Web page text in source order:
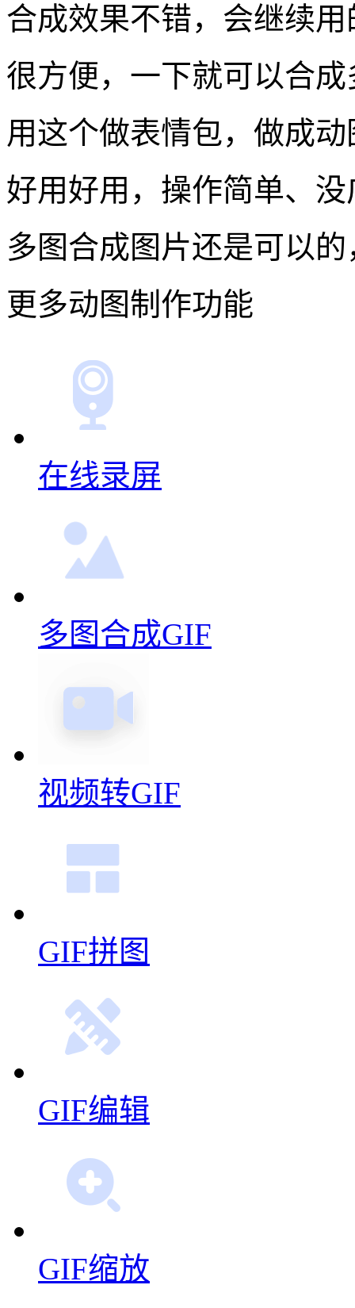
合成效果不错，会继续用
很方便，一下就可以合成
用这个做表情包，做成
好用好用，操作简单、
多图合成图片还是可以
更多动图制作功能
在线录屏
多图合成GIF
视频转GIF
GIF拼图
GIF编辑
GIF缩放